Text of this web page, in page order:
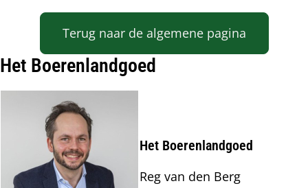
Terug naar de algemene pagina
Het Boerenlandgoed
Het Boerenlandgoed
Reg van den Berg